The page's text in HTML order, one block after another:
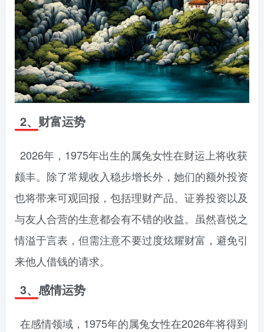
2、财富运势
2026年，1975年出生的属兔女性在财运上将收获
颇丰。除了常规收入稳步增长外，她们的额外投资
也将带来可观回报，包括理财产品、证券投资以及
与友人合营的生意都会有不错的收益。虽然喜悦之
情溢于言表，但需注意不要过度炫耀财富，避免引
来他人借钱的请求。
3、感情运势
在感情领域，1975年的属兔女性在2026年将得到